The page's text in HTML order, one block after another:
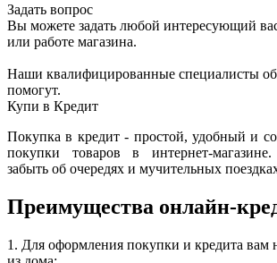
Задать вопрос
Вы можете задать любой интересующий
или работе магазина.
Наши квалифицированные специалисты
помогут.
Купи в Кредит
Покупка в кредит - простой, удобный и
покупки товаров в интернет-
забыть об очередях и мучительных
Преимущества онлайн-
1. Для оформления покупки и кредита вам